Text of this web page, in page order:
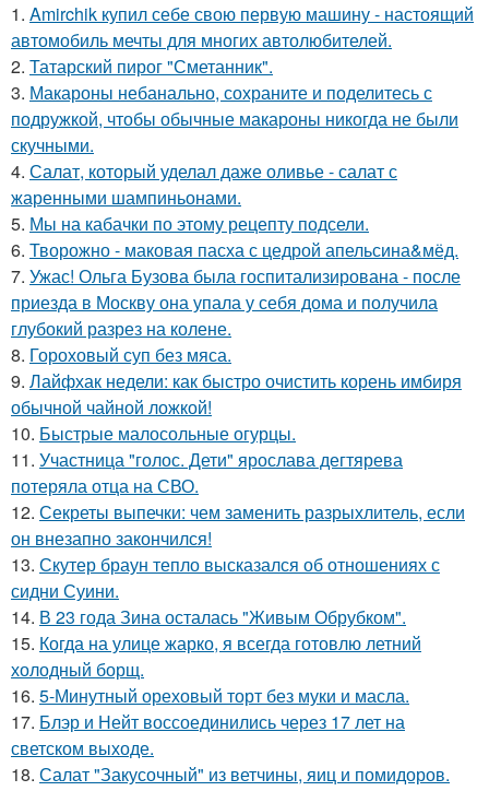
1. Amirchik купил себе свою первую машину - настоящий
автомобиль мечты для многих автолюбителей.
2. Татарский пирог "Сметанник".
3. Макароны небанально, сохраните и поделитесь с
подружкой, чтобы обычные макароны никогда не были
скучными.
4. Салат, который уделал даже оливье - салат с
жаренными шампиньонами.
5. Мы на кабачки по этому рецепту подсели.
6. Творожно - маковая пасха с цедрой апельсина&мёд.
7. Ужас! Ольга Бузова была госпитализирована - после
приезда в Москву она упала у себя дома и получила
глубокий разрез на колене.
8. Гороховый суп без мяса.
9. Лайфхак недели: как быстро очистить корень имбиря
обычной чайной ложкой!
10. Быстрые малосольные огурцы.
11. Участница "голос. Дети" ярослава дегтярева
потеряла отца на СВО.
12. Секреты выпечки: чем заменить разрыхлитель, если
он внезапно закончился!
13. Скутер браун тепло высказался об отношениях с
сидни Суини.
14. В 23 года Зина осталась "Живым Обрубком".
15. Когда на улице жарко, я всегда готовлю летний
холодный борщ.
16. 5-Минутный ореховый торт без муки и масла.
17. Блэр и Нейт воссоединились через 17 лет на
светском выходе.
18. Салат "Закусочный" из ветчины, яиц и помидоров.